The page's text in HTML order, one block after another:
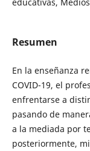
Resumen
En la enseñanza
COVID-19, el
enfrentarse a
pasando de
a la mediada por
posteriormente,